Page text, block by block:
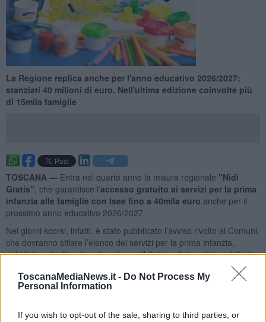
ToscanaMediaNews.it - Do Not Process My
Personal Information
If you wish to opt-out of the sale, sharing to third parties, or
La Regione replica anche per l'anno educativo 2026/2027:
stanziati 40 milioni di euro. Nell'ultima edizione coinvolte più
di 15mila famiglie
TOSCANA — Entra nel quarto anno la misura regionale "Nidi
Gratis" , che garantisce l’accesso gratuito ai servizi per la prima
infanzia alle famiglie con Isee fino a 40mila euro anche per il
prossimo anno educativo 2026/2027.
Nei giorni scorsi, infatti, è stato pubblicato l’avviso rivolto ai Comuni,
che dovranno stilare l’elenco dei servizi per la prima infanzia,
pubblici e privati, nei quali sarà possibile beneficiare dei contributi.
Le amministrazioni comunali avranno tempo fino al 24 Aprile,
mentre a Giugno verrà pubblicato lo specifico bando.